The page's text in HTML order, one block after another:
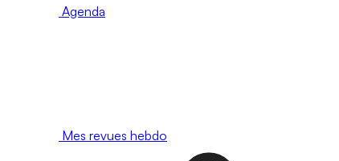
Agenda
Mes revues hebdo